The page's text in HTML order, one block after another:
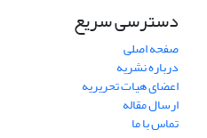
دسترسی سریع
صفحه اصلی
درباره نشریه
اعضای هیات تحریریه
ارسال مقاله
تماس با ما